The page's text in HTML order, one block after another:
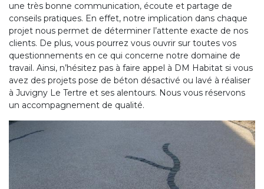
une très bonne communication, écoute et partage de
conseils pratiques. En effet, notre implication dans chaque
projet nous permet de déterminer l’attente exacte de nos
clients. De plus, vous pourrez vous ouvrir sur toutes vos
questionnements en ce qui concerne notre domaine de
travail. Ainsi, n’hésitez pas à faire appel à DM Habitat si vous
avez des projets pose de béton désactivé ou lavé à réaliser
à Juvigny Le Tertre et ses alentours. Nous vous réservons
un accompagnement de qualité.